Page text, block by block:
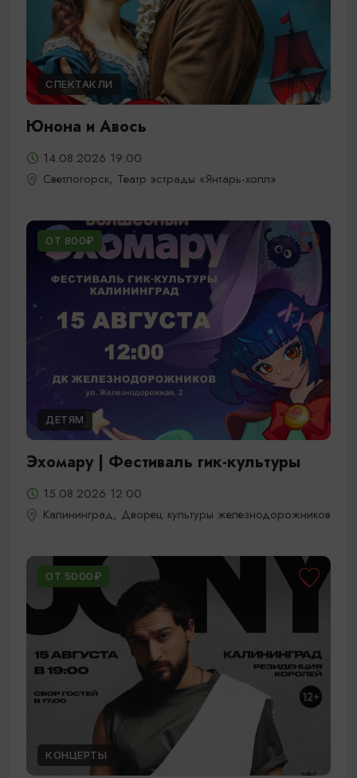
СПЕКТАКЛИ
Юнона и Авось
14.08.2026 19:00
Светлогорск, Театр эстрады «Янтарь-холл»
ОТ 800₽
ДЕТЯМ
Эхомару | Фестиваль гик-культуры
15.08.2026 12:00
Калининград, Дворец культуры железнодорожников
ОТ 5000₽
КОНЦЕРТЫ